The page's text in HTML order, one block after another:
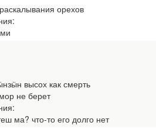
орехов
высох как смерть
не берет
ма? что-то его долго нет